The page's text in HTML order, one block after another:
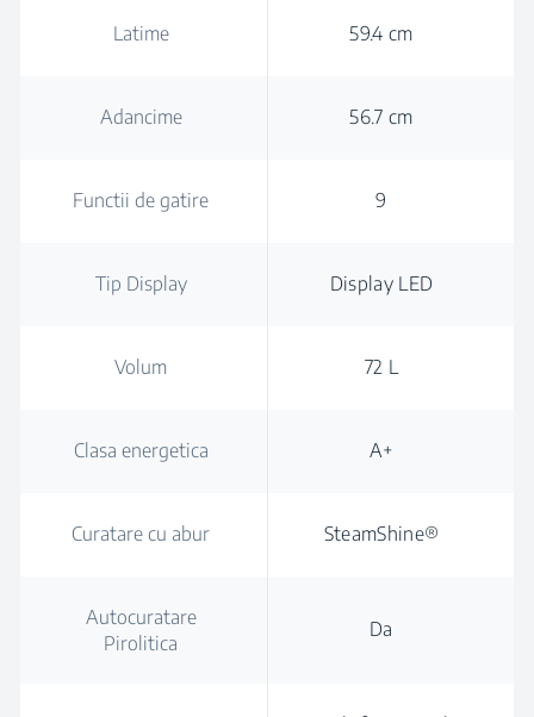
Latime 59.4 cm
Adancime 56.7 cm
Functii de gatire 9
Tip Display Display LED
Volum 72 L
Clasa energetica A+
Curatare cu abur SteamShine®
Autocuratare
Pirolitica
Da